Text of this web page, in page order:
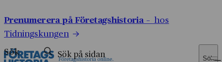
Prenumerera på Företagshistoria – hos
Tidningskungen
Sök
Sök